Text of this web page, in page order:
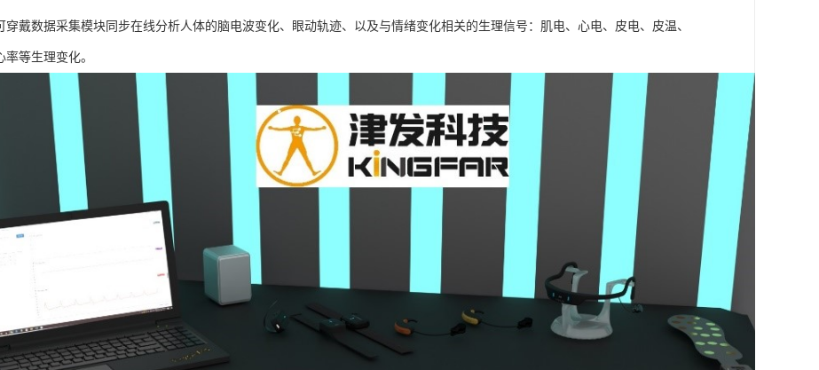
穿戴数据采集模块同步在线分析人体的脑电波变化、眼动轨迹、以及与情绪变化相关的生理信号：肌电、心电、皮电、皮温、
率等生理变化。